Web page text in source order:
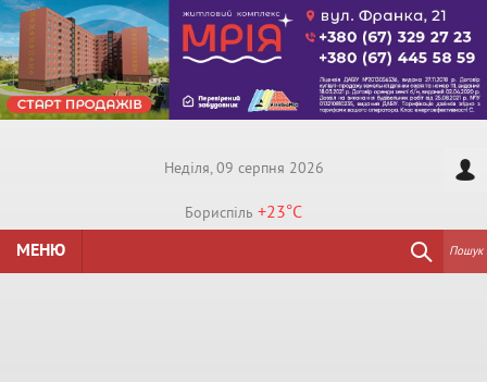
Недiля, 09 серпня 2026
Бориспiль +23°C
МЕНЮ
Пошук